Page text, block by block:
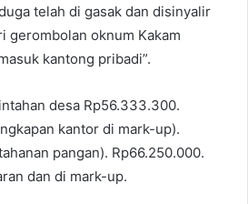
telah di gasak dan disinyalir
gerombolan oknum Kakam
kantong pribadi”.
desa Rp56.333.300.
kantor di mark-up).
pangan). Rp66.250.000.
dan di mark-up.